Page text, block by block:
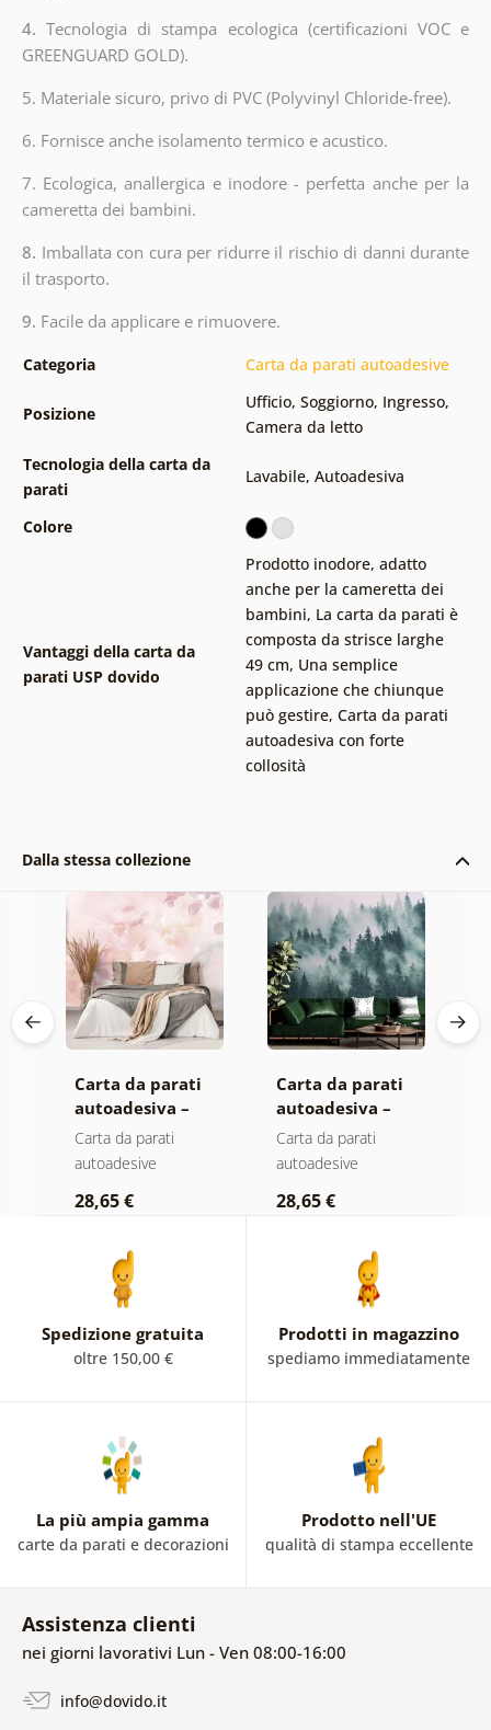
4.Tecnologia di stampa ecologica (certificazioni VOC e
GREENGUARD GOLD).
5. Materiale sicuro, privo di PVC (Polyvinyl Chloride-free).
6. Fornisce anche isolamento termico e acustico.
7. Ecologica, anallergica e inodore - perfetta anche per la
cameretta dei bambini.
8. Imballata con cura per ridurre il rischio di danni durante
il trasporto.
9. Facile da applicare e rimuovere.
Categoria Carta da parati autoadesive
Posizione
Ufficio, Soggiorno, Ingresso,
Camera da letto
Tecnologia della carta da
parati
Lavabile, Autoadesiva
Colore
Vantaggi della carta da
parati USP dovido
Prodotto inodore, adatto
anche per la cameretta dei
bambini, La carta da parati è
composta da strisce larghe
49 cm, Una semplice
applicazione che chiunque
può gestire, Carta da parati
autoadesiva con forte
collosità
Dalla stessa collezione
Carta da parati
autoadesiva –
Foglie con
sfumatura
Carta da parati
autoadesive
28,65 €
Carta da parati
autoadesiva –
Foresta nella
nebbia
Carta da parati
autoadesive
28,65 €
Spedizione gratuita
oltre 150,00 €
Prodotti in magazzino
spediamo immediatamente
La più ampia gamma
carte da parati e decorazioni
Prodotto nell'UE
qualità di stampa eccellente
Assistenza clienti
nei giorni lavorativi Lun - Ven 08:00-16:00
info@dovido.it